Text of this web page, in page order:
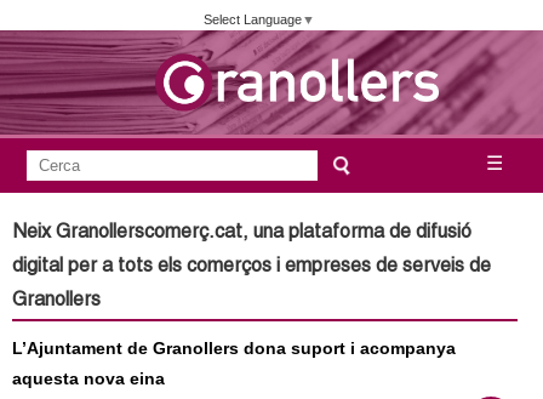
Vés
al
contingut
Select Language▼
u
n
☰
F
o
u
l
a
e
a
Neix Granollerscomerç.cat, una plataforma de difusió
digital per a tots els comerços i empreses de serveis de
Granollers
L’Ajuntament de Granollers dona suport i acompanya
aquesta nova eina